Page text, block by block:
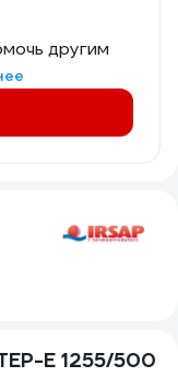
другим
E 1255/500